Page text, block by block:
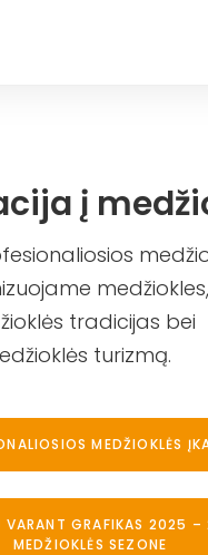
į
medžiokles,
tradicijas bei
turizmą.
MEDŽIOKLĖS
VARANT GRAFIKAS 2025
MEDŽIOKLĖS SEZONE